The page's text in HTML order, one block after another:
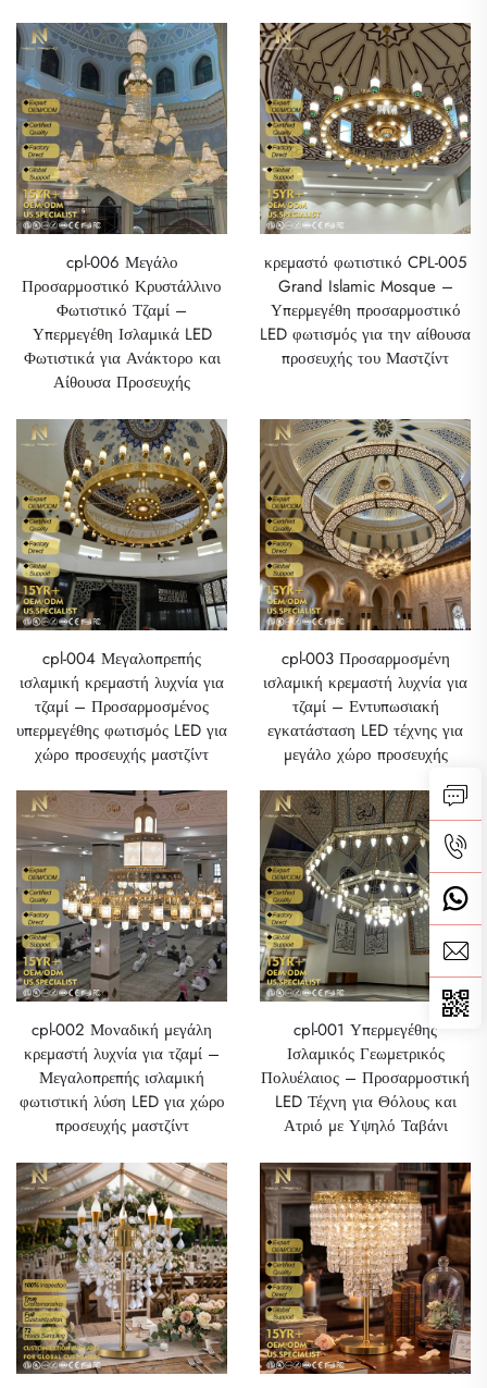
cpl-006 Μεγάλο
Προσαρμοστικό Κρυστάλλινο
Φωτιστικό Τζαμί –
Υπερμεγέθη Ισλαμικά LED
Φωτιστικά για Ανάκτορο και
Αίθουσα Προσευχής
κρεμαστό φωτιστικό CPL-005
Grand Islamic Mosque –
Υπερμεγέθη προσαρμοστικό
LED φωτισμός για την αίθουσα
προσευχής του Μαστζίντ
cpl-004 Μεγαλοπρεπής
ισλαμική κρεμαστή λυχνία για
τζαμί – Προσαρμοσμένος
υπερμεγέθης φωτισμός LED για
χώρο προσευχής μαστζίντ
cpl-003 Προσαρμοσμένη
ισλαμική κρεμαστή λυχνία για
τζαμί – Εντυπωσιακή
εγκατάσταση LED τέχνης για
μεγάλο χώρο προσευχής
cpl-002 Μοναδική μεγάλη
κρεμαστή λυχνία για τζαμί –
Μεγαλοπρεπής ισλαμική
φωτιστική λύση LED για χώρο
προσευχής μαστζίντ
cpl-001 Υπερμεγέθης
Ισλαμικός Γεωμετρικός
Πολυέλαιος – Προσαρμοστική
LED Τέχνη για Θόλους και
Ατριό με Υψηλό Ταβάνι